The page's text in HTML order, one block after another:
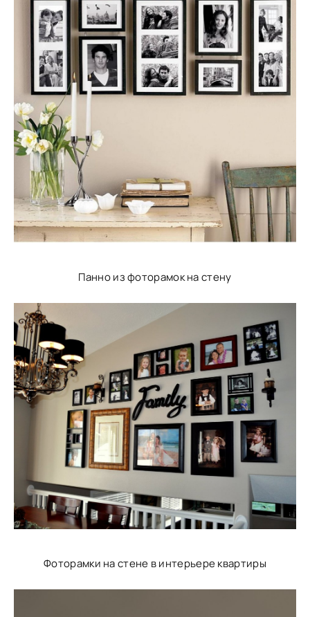
Панно из фоторамок на стену
Фоторамки на стене в интерьере квартиры